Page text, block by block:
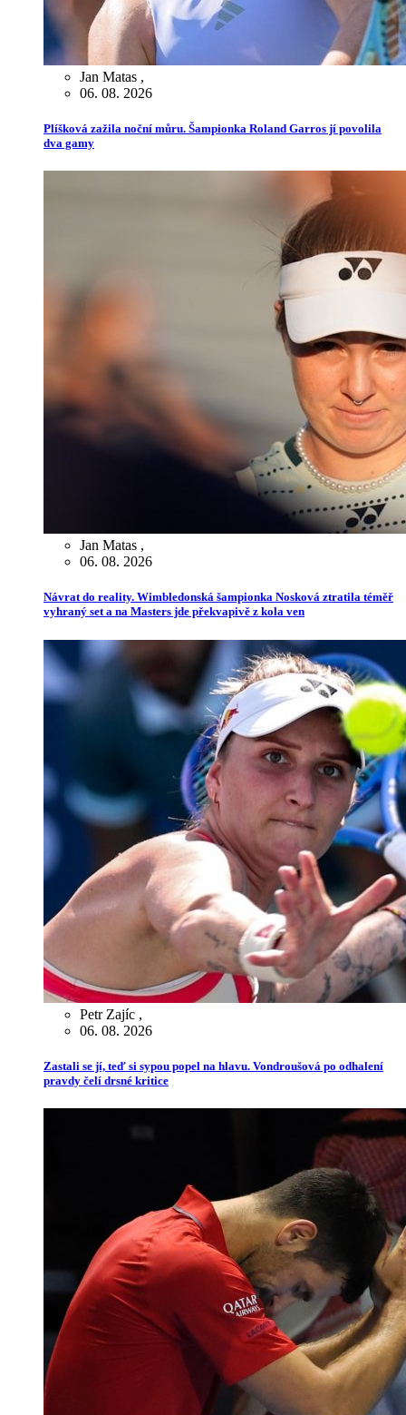
Jan Matas ,
06. 08. 2026
Plíšková zažila noční můru. Šampionka Roland Garros jí povolila
dva gamy
Jan Matas ,
06. 08. 2026
Návrat do reality. Wimbledonská šampionka Nosková ztratila téměř
vyhraný set a na Masters jde překvapivě z kola ven
Petr Zajíc ,
06. 08. 2026
Zastali se jí, teď si sypou popel na hlavu. Vondroušová po odhalení
pravdy čelí drsné kritice